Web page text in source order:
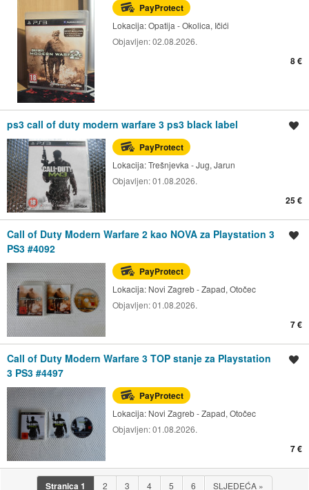
PayProtect
Lokacija:Opatija - Okolica, Ičići
Objavljen:02.08.2026.
8 €
ps3 call of duty modern warfare 3 ps3 black label
PayProtect
Lokacija:Trešnjevka - Jug, Jarun
Objavljen:01.08.2026.
25 €
Call of Duty Modern Warfare 2 kao NOVA za Playstation 3
PS3 #4092
PayProtect
Lokacija: Novi Zagreb - Zapad, Otočec
Objavljen:01.08.2026.
7 €
Call of Duty Modern Warfare 3 TOP stanje za Playstation
3 PS3 #4497
PayProtect
Lokacija: Novi Zagreb - Zapad, Otočec
Objavljen:01.08.2026.
7 €
Stranica1 2 3 4 5 6 SLJEDEĆA »